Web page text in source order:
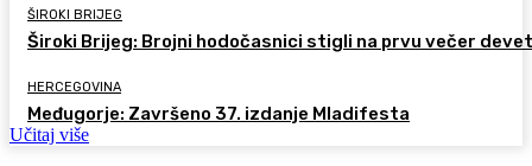
ŠIROKI BRIJEG
Široki Brijeg: Brojni hodočasnici stigli na prvu večer
HERCEGOVINA
Međugorje: Završeno 37. izdanje Mladifesta
Učitaj više